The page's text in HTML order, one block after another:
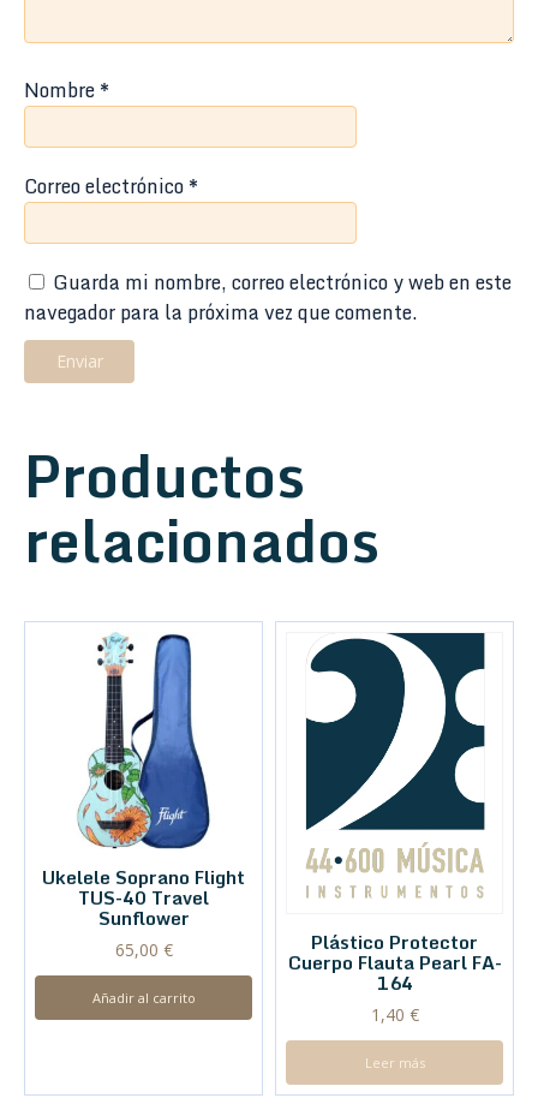
Nombre*
Correo electrónico*
Guarda mi nombre, correo electrónico y web en este
navegador para la próxima vez que comente.
Productos
relacionados
Ukelele Soprano Flight
TUS-40 Travel
Sunflower
65,00 €
Añadir al carrito
Plástico Protector
Cuerpo Flauta Pearl FA-
164
1,40 €
Leer más